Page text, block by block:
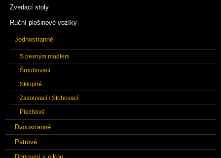
Zvedací stoly
Ruční plošinové vozíky
Jednostranné
S pevným madlem
Šroubovací
Sklopné
Zasouvací / Stohovací
Plechové
Dvoustranné
Patrové